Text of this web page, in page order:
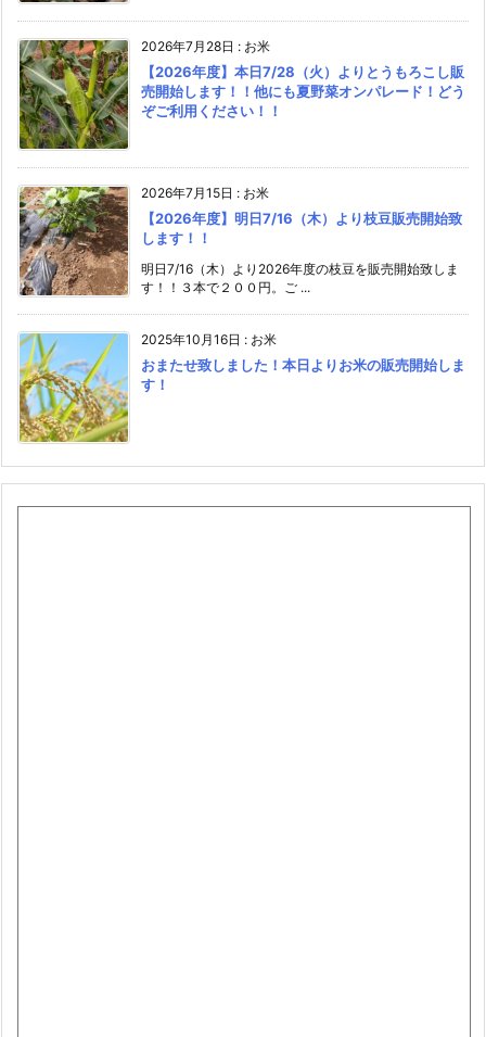
2026年7月28日 : お米
【2026年度】本日7/28（火）よりとうもろこし販
売開始します！！他にも夏野菜オンパレード！どう
ぞご利用ください！！
2026年7月15日 : お米
【2026年度】明日7/16（木）より枝豆販売開始致
します！！
明日7/16（木）より2026年度の枝豆を販売開始致しま
す！！３本で２００円。ご ...
2025年10月16日 : お米
おまたせ致しました！本日よりお米の販売開始しま
す！